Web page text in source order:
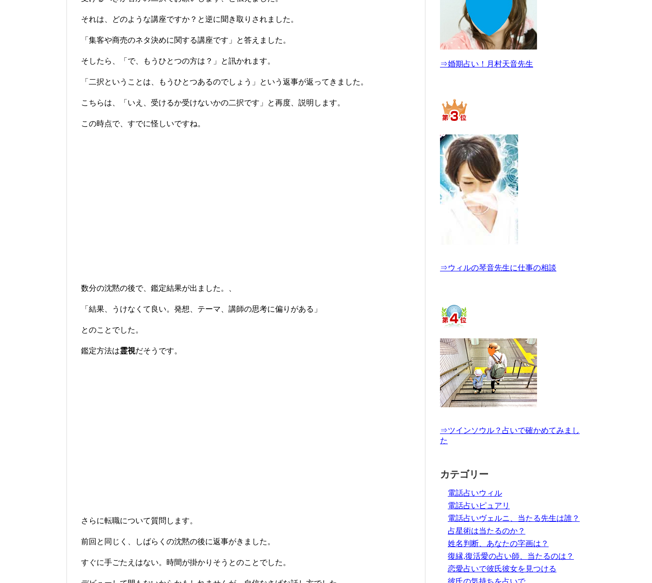
それは、どのような講座ですか？と逆に聞き取りされました。
「集客や商売のネタ決めに関する講座です」と答えました。
そしたら、「で、もうひとつの方は？」と訊かれます。
「二択ということは、もうひとつあるのでしょう」という返事が返ってきました。
こちらは、「いえ、受けるか受けないかの二択です」と再度、説明します。
この時点で、すでに怪しいですね。
数分の沈黙の後で、鑑定結果が出ました。、
「結果、うけなくて良い。発想、テーマ、講師の思考に偏りがある」
とのことでした。
鑑定方法は霊視だそうです。
さらに転職について質問します。
前回と同じく、しばらくの沈黙の後に返事がきました。
すぐに手ごたえはない。時間が掛かりそうとのことでした。
⇒婚期占い！月村天音先生
⇒ウィルの琴音先生に仕事の相談
⇒ツインソウル？占いで確かめてみまし
た
カテゴリー
電話占いウィル
電話占いピュアリ
電話占いヴェルニ、当たる先生は誰？
占星術は当たるのか？
姓名判断、あなたの字画は？
復縁,復活愛の占い師、当たるのは？
恋愛占いで彼氏彼女を見つける